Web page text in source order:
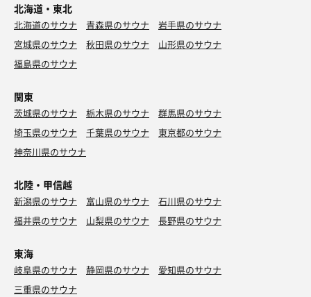
北海道・東北
北海道のサウナ 青森県のサウナ
岩手県のサウナ
宮城県のサウナ
秋田県のサウナ
山形県のサウナ
福島県のサウナ
関東
茨城県のサウナ 栃木県のサウナ
群馬県のサウナ
埼玉県のサウナ
千葉県のサウナ
東京都のサウナ
神奈川県のサウナ
北陸・甲信越
新潟県のサウナ 富山県のサウナ
石川県のサウナ
福井県のサウナ
山梨県のサウナ 長野県のサウナ
東海
岐阜県のサウナ 静岡県のサウナ
愛知県のサウナ
三重県のサウナ